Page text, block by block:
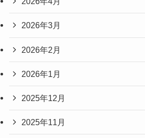
2026年3月
2026年2月
2026年1月
2025年12月
2025年11月